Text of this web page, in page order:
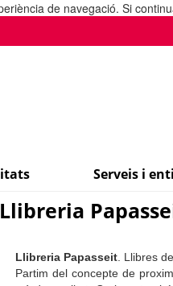
de navegació. Si
Serveis i
Llibreria
Llibreria Papasseit. Llibres
Partim del concepte de